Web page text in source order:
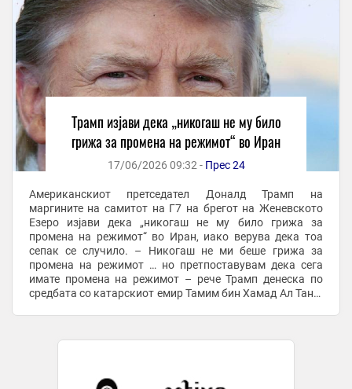
Трамп изјави дека „никогаш не му било
грижа за промена на режимот“ во Иран
17/06/2026 09:32 - Прес 24
Американскиот претседател Доналд Трамп на
маргините на самитот на Г7 на брегот на Женевското
Езеро изјави дека „никогаш не му било грижа за
промена на режимот“ во Иран, иако верува дека тоа
сепак се случило. – Никогаш не ми беше грижа за
промена на режимот … но претпоставувам дека сега
имате промена на режимот – рече Трамп денеска по
средбата со катарскиот емир Тамим бин Хамад Ал Тани.